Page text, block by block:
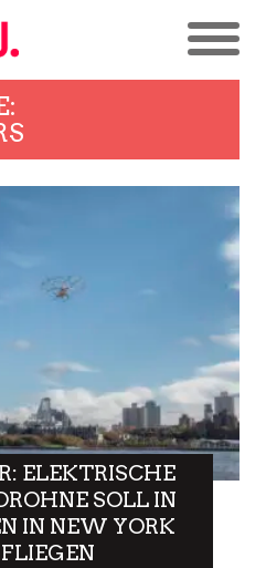
ELEKTRISCHE
SOLL IN
IN NEW YORK